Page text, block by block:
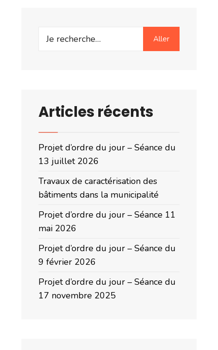
Search
Aller
Articles récents
Projet d’ordre du jour – Séance du
13 juillet 2026
Travaux de caractérisation des
bâtiments dans la municipalité
Projet d’ordre du jour – Séance 11
mai 2026
Projet d’ordre du jour – Séance du
9 février 2026
Projet d’ordre du jour – Séance du
17 novembre 2025